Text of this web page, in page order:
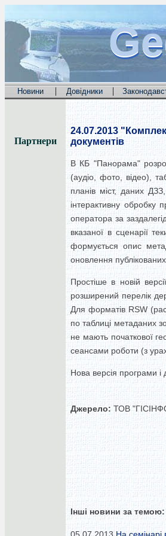
Новини | Довідники |
Партнери
24.07.2013
документів
В КБ "Панорама"
(аудіо, фото, відео),
планів міст, даних
інтерактивну обробку
оператора за
вказаної в сценарії
формується опис
оновлення
Простіше в новій
розширений перелік
Для форматів RSW
по таблиці метаданих
не мають початкової
сеансами роботи (з
Нова версія програми і
Джерело: ТОВ
Інші новини за темою: